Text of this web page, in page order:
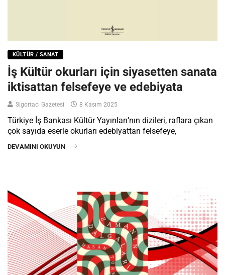
KÜLTÜR / SANAT
İş Kültür okurları için siyasetten sanata
iktisattan felsefeye ve edebiyata
Sigortacı Gazetesi 8 Kasım 2025
Türkiye İş Bankası Kültür Yayınları’nın dizileri, raflara çıkan
çok sayıda eserle okurları edebiyattan felsefeye,
DEVAMINI OKUYUN